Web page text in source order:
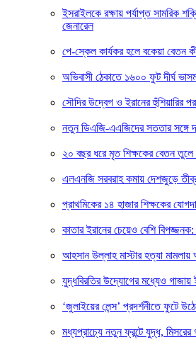
ইসরাইলকে রক্ষায় পর্যাপ্ত সামরিক
জেনারেল
পে-স্কেল কার্যকর হলে বকেয়া বেতন
অভিবাসী ঠেকাতে ১৬০০ ফুট দীর্ঘ
সৌদির উদ্বেগ ও ইরানের হুঁশিয়ারির
নতুন ডিএজি-এএজিদের সততার সঙ্গে
২০ বছর ধরে মৃত শিক্ষকের বেতন তুলে
এলএনজি সরবরাহ কমায় দেশজুড়ে
প্রাথমিকের ১৪ হাজার শিক্ষকের
কাতার ইরানের চেয়েও বেশি বিপজ্জনক:
আহসান উল্লাহ মাস্টার হত্যা
যুদ্ধবিরতির উদ্যোগের মধ্যেও গাজায়
‘জুলাইয়ের লেন্স’ প্রদর্শনীতে ফুটে
মধ্যপ্রাচ্যে নতুন ফ্রন্টে যুদ্ধ, মিসরের